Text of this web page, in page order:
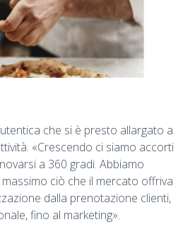
che si è presto allargato a
«Crescendo ci siamo accorti
a 360 gradi. Abbiamo
ciò che il mercato offriva
dalla prenotazione clienti,
fino al marketing».